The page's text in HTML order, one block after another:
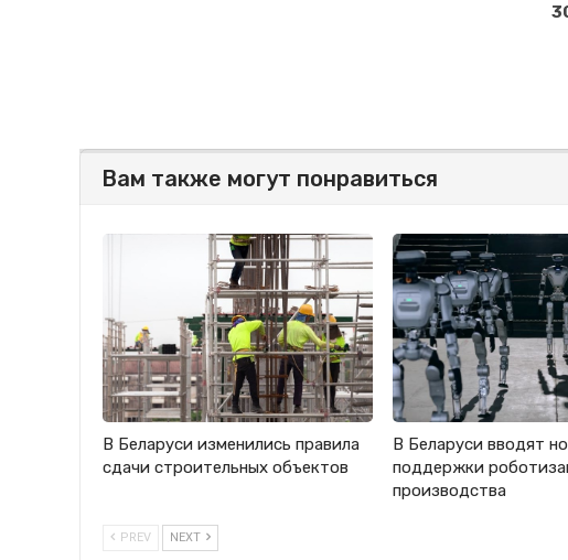
Вам также могут понравиться
В Беларуси изменились правила
сдачи строительных объектов
В Беларуси вводят
поддержки
производства
PREV NEXT